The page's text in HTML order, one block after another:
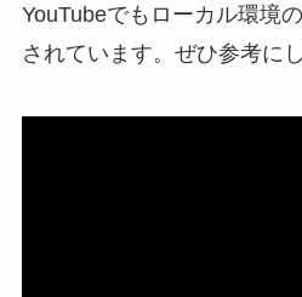
YouTubeでもローカル環境
されています。ぜひ参考に